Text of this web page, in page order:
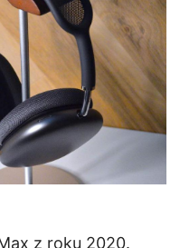
z roku 2020.